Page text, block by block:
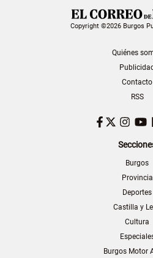
Copyright ©2026 Burgos
Quiénes
Publicidad
Contacto
RSS
Facebook
Twitter
Burgos
Provincia
Deportes
Castilla y
Cultura
Burgos Motor